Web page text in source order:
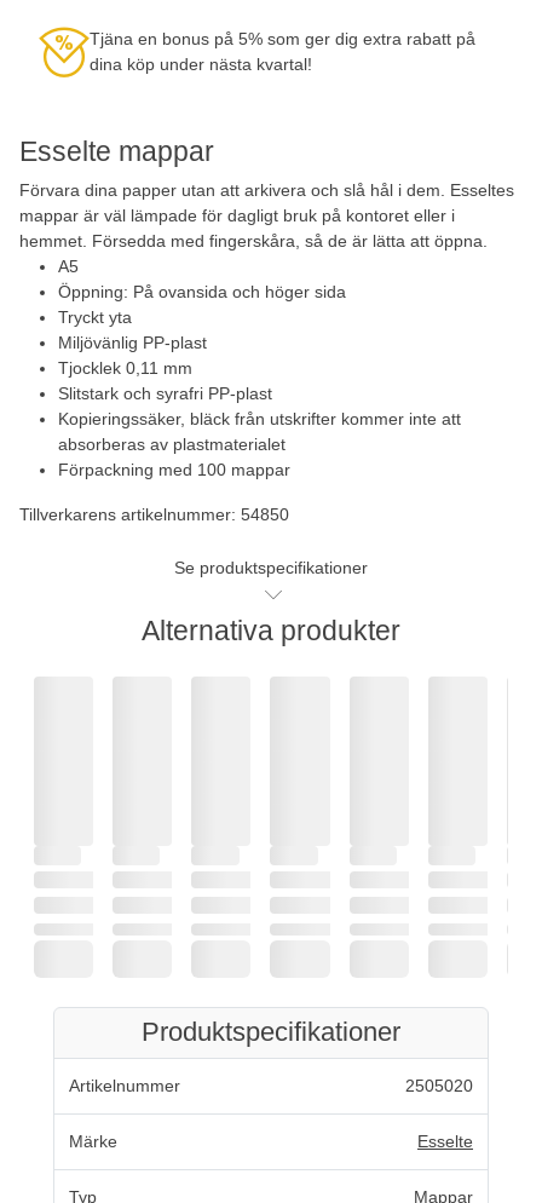
Esselte mappar
Förvara dina papper utan att arkivera och slå hål i dem. Esseltes
mappar är väl lämpade för dagligt bruk på kontoret eller i
hemmet. Försedda med fingerskåra, så de är lätta att öppna.
A5
Öppning: På ovansida och höger sida
Tryckt yta
Miljövänlig PP-plast
Tjocklek 0,11 mm
Slitstark och syrafri PP-plast
Kopieringssäker, bläck från utskrifter kommer inte att
absorberas av plastmaterialet
Förpackning med 100 mappar
Tillverkarens artikelnummer: 54850
Se produktspecifikationer
Tjäna en bonus på 5% som ger dig extra rabatt på
dina köp under nästa kvartal!
Alternativa produkter
Produktspecifikationer
Artikelnummer 2505020
Märke Esselte
Typ Mappar